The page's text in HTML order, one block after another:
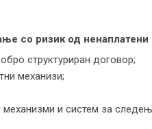
со ризик од
структуриран договор;
механизи;
и систем за